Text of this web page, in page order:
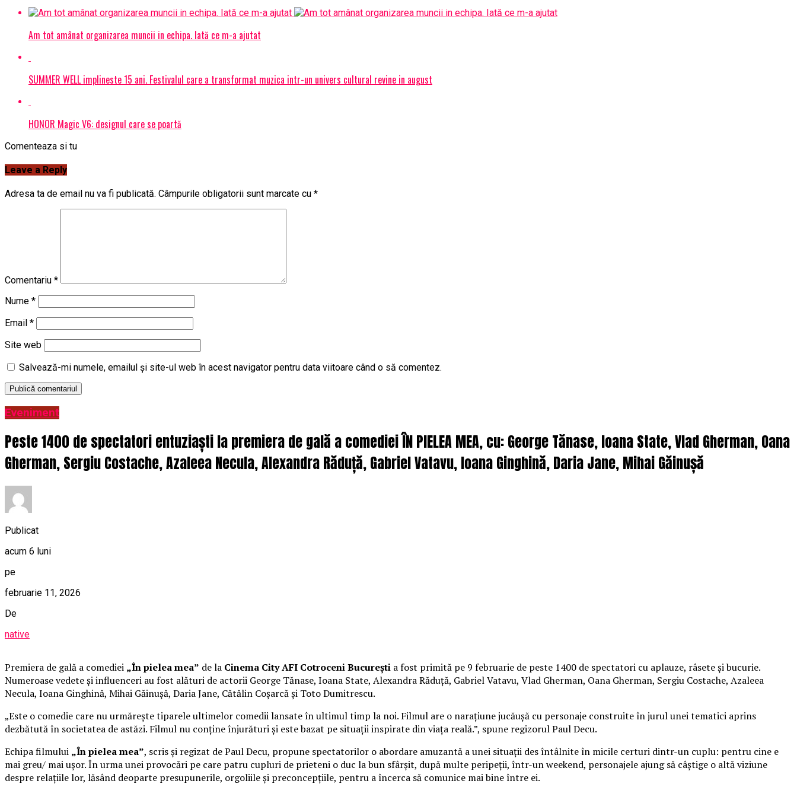
Am tot amânat organizarea muncii in echipa. Iată ce m-a ajutat
SUMMER WELL implineste 15 ani. Festivalul care a transformat muzica intr-un univers cultural revine in august
HONOR Magic V6: designul care se poartă
Comenteaza si tu
Leave a Reply
Adresa ta de email nu va fi publicată. Câmpurile obligatorii sunt marcate cu *
Comentariu *
Nume *
Email *
Site web
Salvează-mi numele, emailul și site-ul web în acest navigator pentru data viitoare când o să comentez.
Eveniment
Peste 1400 de spectatori entuziaști la premiera de gală a comediei ÎN PIELEA MEA, cu: George Tănase, Ioana State, Vlad Gherman, Oana
Gherman, Sergiu Costache, Azaleea Necula, Alexandra Răduță, Gabriel Vatavu, Ioana Ginghină, Daria Jane, Mihai Găinușă
Publicat
acum 6 luni
pe
februarie 11, 2026
De
native
Premiera de gală a comediei „În pielea mea” de la Cinema City AFI Cotroceni București a fost primită pe 9 februarie de peste 1400 de spectatori cu aplauze, râsete și bucurie.
Numeroase vedete și influenceri au fost alături de actorii George Tănase, Ioana State, Alexandra Răduță, Gabriel Vatavu, Vlad Gherman, Oana Gherman, Sergiu Costache, Azaleea
Necula, Ioana Ginghină, Mihai Găinușă, Daria Jane, Cătălin Coșarcă și Toto Dumitrescu.
„Este o comedie care nu urmărește tiparele ultimelor comedii lansate în ultimul timp la noi. Filmul are o narațiune jucăușă cu personaje construite în jurul unei tematici aprins
dezbătută în societatea de astăzi. Filmul nu conține înjurături și este bazat pe situații inspirate din viața reală.”, spune regizorul Paul Decu.
Echipa filmului „În pielea mea”, scris și regizat de Paul Decu, propune spectatorilor o abordare amuzantă a unei situații des întâlnite în micile certuri dintr-un cuplu: pentru cine e
mai greu/ mai ușor. În urma unei provocări pe care patru cupluri de prieteni o duc la bun sfârșit, după multe peripeții, într-un weekend, personajele ajung să câștige o altă viziune
despre relațiile lor, lăsând deoparte presupunerile, orgoliile și preconcepțiile, pentru a încerca să comunice mai bine între ei.